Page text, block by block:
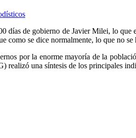
días de gobierno de Javier Milei, lo
como se dice normalmente, lo que no
por la enorme mayoría de la
una síntesis de los principales